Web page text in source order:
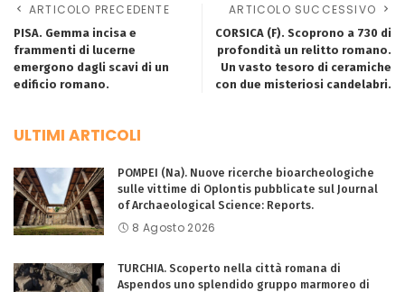
ARTICOLO PRECEDENTE
PISA. Gemma incisa e
frammenti di lucerne
emergono dagli scavi di un
edificio romano.
ARTICOLO SUCCESSIVO
CORSICA (F). Scoprono a 730 di
profondità un relitto romano.
Un vasto tesoro di ceramiche
con due misteriosi candelabri.
ULTIMI ARTICOLI
POMPEI (Na). Nuove ricerche bioarcheologiche
sulle vittime di Oplontis pubblicate sul Journal
of Archaeological Science: Reports.
8 Agosto 2026
TURCHIA. Scoperto nella città romana di
Aspendos uno splendido gruppo marmoreo di